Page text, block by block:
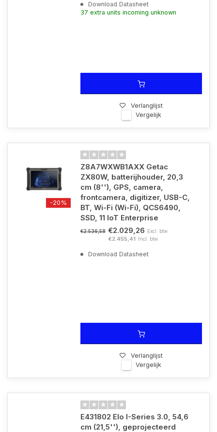
Download Datasheet
37 extra units incoming unknown
Verlanglijst
Vergelijk
-20%
Z8A7WXWB1AXX Getac
ZX80W, batterijhouder, 20,3
cm (8''), GPS, camera,
frontcamera, digitizer, USB-C,
BT, Wi-Fi (Wi-Fi), QCS6490,
SSD, 11 IoT Enterprise
€2.536,58 €2.029,26 Excl. btw
€2.455,41 Incl. btw
Download Datasheet
Verlanglijst
Vergelijk
E431802 Elo I-Series 3.0, 54,6
cm (21,5''), geprojecteerd